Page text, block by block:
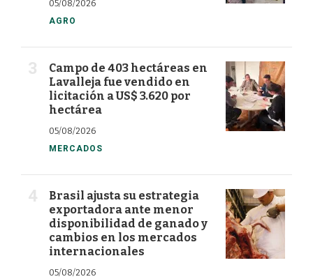
05/08/2026
AGRO
Campo de 403 hectáreas en
Lavalleja fue vendido en
licitación a US$ 3.620 por
hectárea
05/08/2026
MERCADOS
Brasil ajusta su estrategia
exportadora ante menor
disponibilidad de ganado y
cambios en los mercados
internacionales
05/08/2026